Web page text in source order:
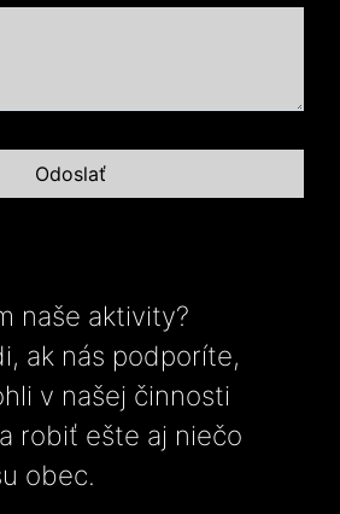
naše aktivity?
ak nás podporíte,
v našej činnosti
robiť ešte aj niečo
obec.